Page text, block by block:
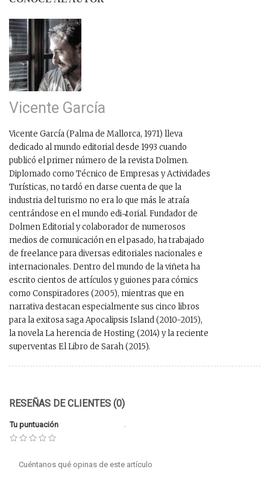
Vicente García
Vicente García (Palma de Mallorca, 1971) lleva
dedicado al mundo editorial desde 1993 cuando
publicó el primer número de la revista Dolmen.
Diplomado como Técnico de Empresas y Actividades
Turísticas, no tardó en darse cuenta de que la
industria del turismo no era lo que más le atraía
centrándose en el mundo edi¬torial. Fundador de
Dolmen Editorial y colaborador de numerosos
medios de comunicación en el pasado, ha trabajado
de freelance para diversas editoriales nacionales e
internacionales. Dentro del mundo de la viñeta ha
escrito cientos de artículos y guiones para cómics
como Conspiradores (2005), mientras que en
narrativa destacan especialmente sus cinco libros
para la exitosa saga Apocalipsis Island (2010-2015),
la novela La herencia de Hosting (2014) y la reciente
superventas El Libro de Sarah (2015).
RESEÑAS DE CLIENTES (0)
Tu puntuación